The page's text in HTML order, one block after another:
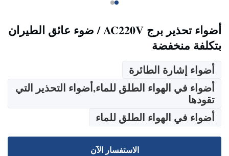
أضواء تحذير برج AC220V / ضوء عائق الطيران
بتكلفة منخفضة
أضواء إشارة الطائرة
أضواء في الهواء الطلق للماء,أضواء التحذير التي
تقودها
أضواء في الهواء الطلق للماء
الاستفسار الآن